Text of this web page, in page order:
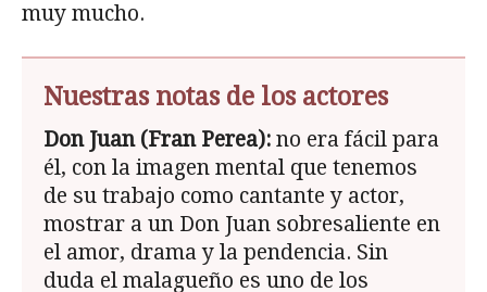
muy mucho.
Nuestras notas de los actores
Don Juan (Fran Perea): no era fácil para
él, con la imagen mental que tenemos
de su trabajo como cantante y actor,
mostrar a un Don Juan sobresaliente en
el amor, drama y la pendencia. Sin
duda el malagueño es uno de los